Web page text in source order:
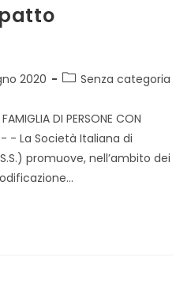
2020
Categoria
Senza categoria
DI PERSONE CON
- - La Società Italiana di
promuove, nell’ambito dei